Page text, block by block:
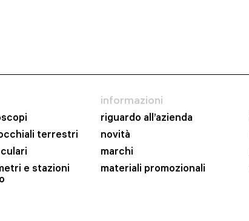
terrestri
e stazioni
informazioni
riguardo all’azienda
novità
marchi
materiali promozionali